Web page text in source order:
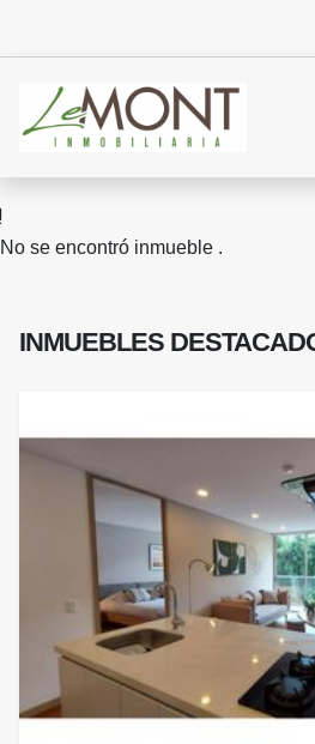
No se encontró inmueble .
INMUEBLES